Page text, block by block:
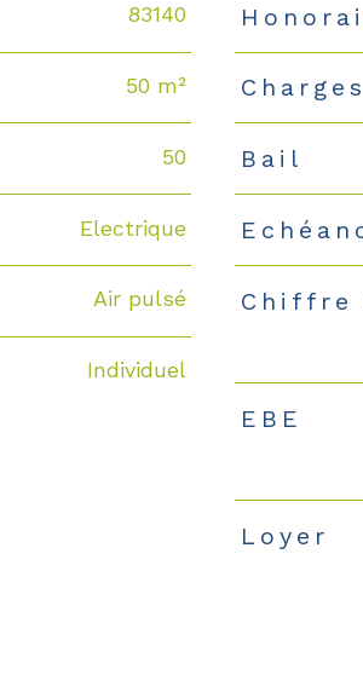
83140
50 m²
50
Electrique
Air pulsé
Individuel
Bail
Chiffre
EBE
Loyer